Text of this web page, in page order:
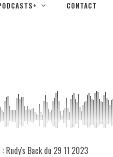
CONTACT
Rudy's Back du 29 11 2023